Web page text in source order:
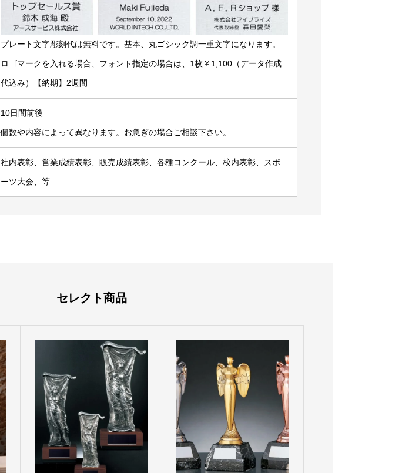
プレート文字彫刻代は無料です。基本、丸ゴシック調一重文字になります。
ロゴマークを入れる場合、フォント指定の場合は、1枚￥1,100（データ作成
代込み）【納期】2週間
10日間前後
個数や内容によって異なります。お急ぎの場合ご相談下さい。
社内表彰、営業成績表彰、販売成績表彰、各種コンクール、校内表彰、スポ
ーツ大会、等
セレクト商品